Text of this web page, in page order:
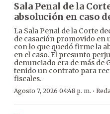
Sala Penal de la
absolución en caso
La Sala Penal de la Corte
de casación promovido en
con lo que quedó firme la
en el caso. El presunto
denunciado era de más de
tenido un contrato para
fiscales.
Agosto 7, 2026 04:48 p. m. ·